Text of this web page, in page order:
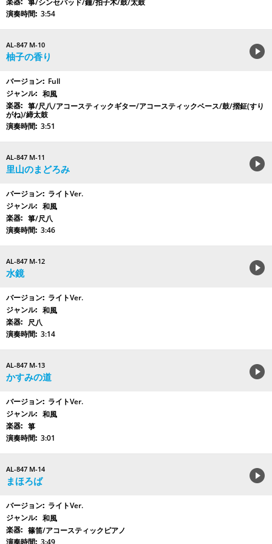
箏/シンセパッド/鐘/拍子木/鼓/太鼓
3:54
AL-847 M-10
柚子の香り
Full
和風
箏/尺八/アコースティックギター/アコースティックベース/鼓/摺鉦(すり
がね)/締太鼓
3:51
AL-847 M-11
里山のまどろみ
ライトVer.
和風
箏/尺八
3:46
AL-847 M-12
水鏡
ライトVer.
和風
尺八
3:14
AL-847 M-13
かすみの道
ライトVer.
和風
箏
3:01
AL-847 M-14
まほろば
ライトVer.
和風
篠笛/アコースティックピアノ